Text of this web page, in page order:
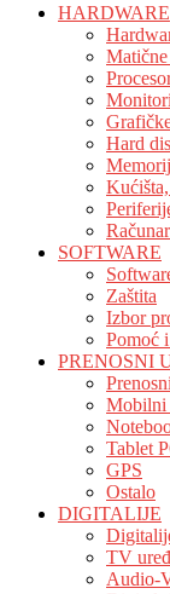
HARDWARE
Monitori
Hard
SOFTWARE
Zaštita
Izbor
Pomoć
PRENOSNI
Mobilni
Tablet
GPS
Ostalo
DIGITALIJE
TV
Audio-